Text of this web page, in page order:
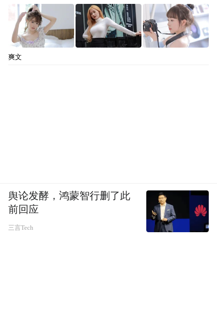
爽文
舆论发酵，鸿蒙智行删了此
前回应
三言Tech